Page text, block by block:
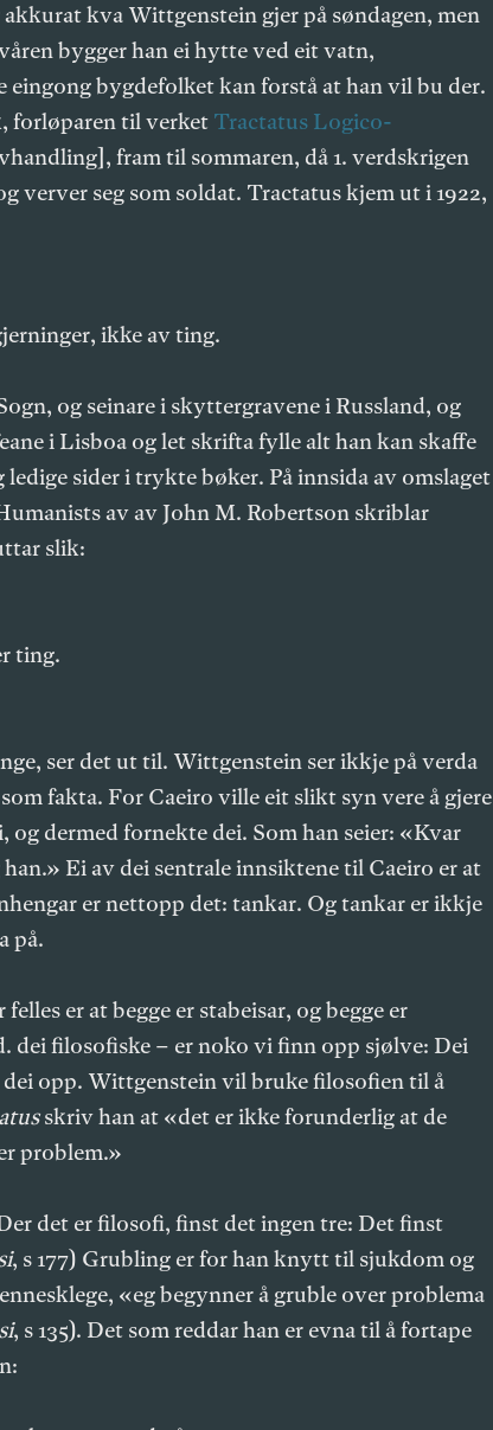
kva Wittgenstein gjer på søndagen, men
bygger han ei hytte ved eit vatn,
bygdefolket kan forstå at han vil bu der.
forløparen til verket Tractatus Logico-
fram til sommaren, då 1. verdskrigen
verver seg som soldat. Tractatus kjem ut i 1922,
ikke av ting.
og seinare i skyttergravene i Russland, og
i Lisboa og let skrifta fylle alt han kan skaffe
sider i trykte bøker. På innsida av omslaget
av av John M. Robertson skriblar
slik:
ting.
ser det ut til. Wittgenstein ser ikkje på verda
fakta. For Caeiro ville eit slikt syn vere å gjere
dermed fornekte dei. Som han seier: «Kvar
Ei av dei sentrale innsiktene til Caeiro er at
er nettopp det: tankar. Og tankar er ikkje
på.
er at begge er stabeisar, og begge er
dei filosofiske – er noko vi finn opp sjølve: Dei
dei opp. Wittgenstein vil bruke filosofien til å
skriv han at «det er ikke forunderlig at de
problem.»
det er filosofi, finst det ingen tre: Det finst
, s 177) Grubling er for han knytt til sjukdom og
«eg begynner å gruble over problema
, s 135). Det som reddar han er evna til å fortape